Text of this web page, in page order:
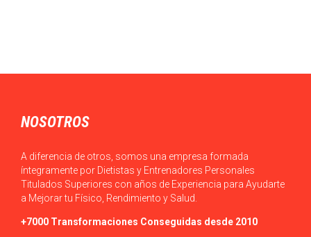
NOSOTROS
A diferencia de otros, somos una empresa formada
íntegramente por Dietistas y Entrenadores Personales
Titulados Superiores con años de Experiencia para Ayudarte
a Mejorar tu Físico, Rendimiento y Salud.
+7000 Transformaciones Conseguidas desde 2010